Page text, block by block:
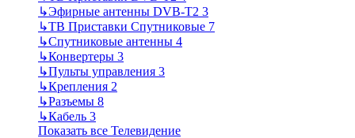
↳Эфирные антенны DVB-T2 3
↳ТВ Приставки Спутниковые 7
↳Спутниковые антенны 4
↳Конвертеры 3
↳Пульты управления 3
↳Крепления 2
↳Разъемы 8
↳Кабель 3
Показать все Телевидение